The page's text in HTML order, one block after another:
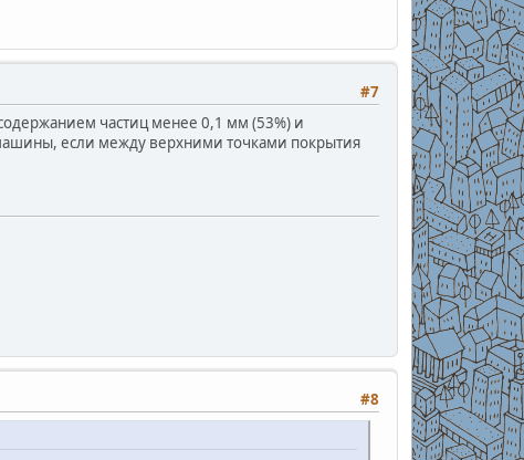
#7
частиц менее 0,1 мм (53%) и
если между верхними точками покрытия
#8